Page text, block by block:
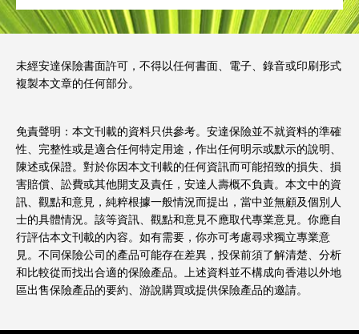
未經安達保險書面許可，不得以任何書面、電子、錄音或印刷形式
複製本文章的任何部分。
免責聲明：本文刊載的資料只供參考。安達保險並不就資料的準確
性、完整性或是適合任何特定用途，作出任何明示或默示的說明、
陳述或保證。對於你因本文刊載的任何資訊而可能招致的損失、損
害賠償、訟費或其他開支及責任，安達人壽概不負責。本文中的資
訊、觀點和意見，純粹根據一般情況而提出，當中並無顧及個別人
士的具體情況。該等資訊、觀點和意見不應取代專業意見。你應自
行評估本文刊載的內容。如有需要，你亦可考慮尋求獨立專業意
見。不同保險公司的產品可能存在差異，投保前須了解清楚、分析
和比較從而找出合適的保險產品。上述資料並不構成向香港以外地
區出售保險產品的要約、游說購買或提供保險產品的邀請。